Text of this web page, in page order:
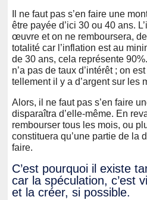
Il ne faut pas s’en faire une
être payée d’ici 30 ou 40 ans.
œuvre et on ne remboursera,
totalité car l’inflation est au
de 30 ans, cela représente
n’a pas de taux d’intérêt ; on
tellement il y a d’argent sur les
Alors, il ne faut pas s’en faire
disparaîtra d’elle-même. En
rembourser tous les mois, ou
constituera qu’une partie de la
faire.
C’est pourquoi il existe
car la spéculation, c’est
et la créer, si possible.